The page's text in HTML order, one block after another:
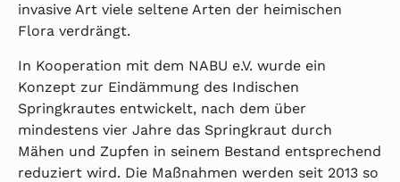
invasive Art viele seltene Arten der heimischen
Flora verdrängt.
In Kooperation mit dem NABU e.V. wurde ein
Konzept zur Eindämmung des Indischen
Springkrautes entwickelt, nach dem über
mindestens vier Jahre das Springkraut durch
Mähen und Zupfen in seinem Bestand entsprechend
reduziert wird. Die Maßnahmen werden seit 2013 so